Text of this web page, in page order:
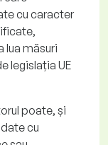
cu caracter
lua măsuri
legislația UE
poate, și
cu